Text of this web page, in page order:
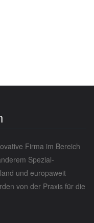
Firma im Bereich
Spezial­
und europaweit
von der Praxis für die